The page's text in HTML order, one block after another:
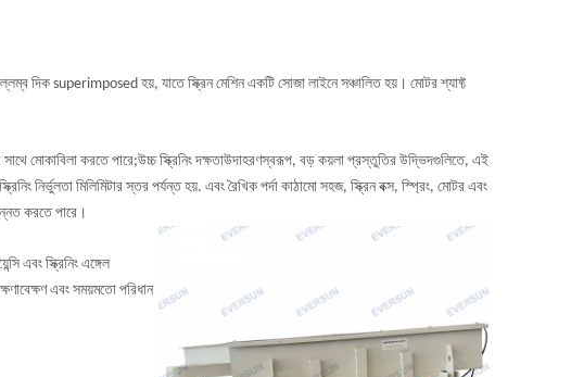
দিক superimposed হয়, যাতে স্ক্রিন মেশিন একটি সোজা লাইনে সঞ্চালিত হয়। মোটর শ্যাফ্ট
সাথে মোকাবিলা করতে পারে;উচ্চ স্ক্রিনিং দক্ষতাউদাহরণস্বরূপ, বড় কয়লা প্রস্তুতির উদ্ভিদগুলিতে, এই
নির্ভুলতা মিলিমিটার স্তর পর্যন্ত হয়. এবং রৈখিক পর্দা কাঠামো সহজ, স্ক্রিন বক্স, স্প্রিং, মোটর এবং
করতে পারে।
এবং স্ক্রিনিং এঙ্গেল
এবং সময়মতো পরিধান